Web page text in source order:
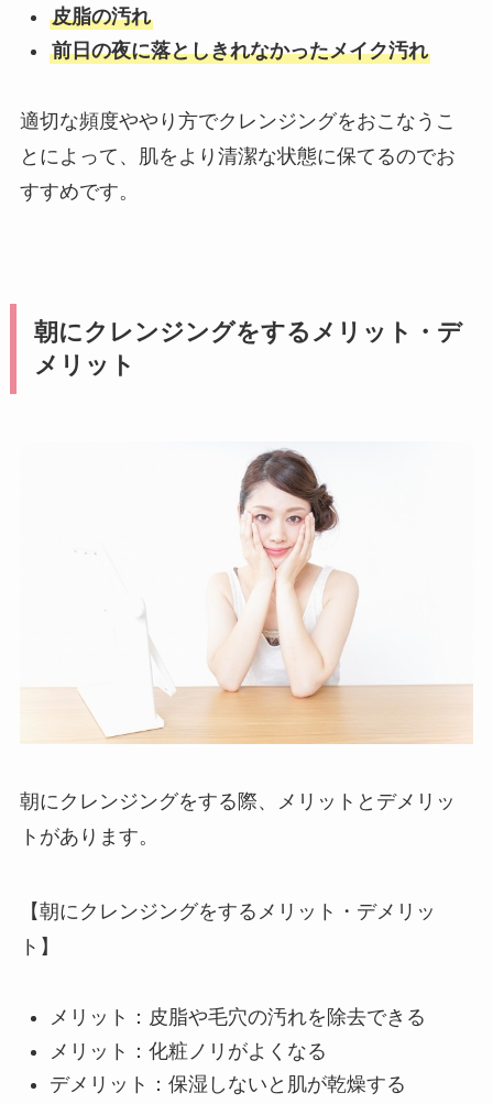
皮脂の汚れ
前日の夜に落としきれなかったメイク汚れ
適切な頻度ややり方でクレンジングをおこなうこ
とによって、肌をより清潔な状態に保てるのでお
すすめです。
朝にクレンジングをするメリット・デ
メリット
朝にクレンジングをする際、メリットとデメリッ
トがあります。
【朝にクレンジングをするメリット・デメリッ
ト】
メリット：皮脂や毛穴の汚れを除去できる
メリット：化粧ノリがよくなる
デメリット：保湿しないと肌が乾燥する